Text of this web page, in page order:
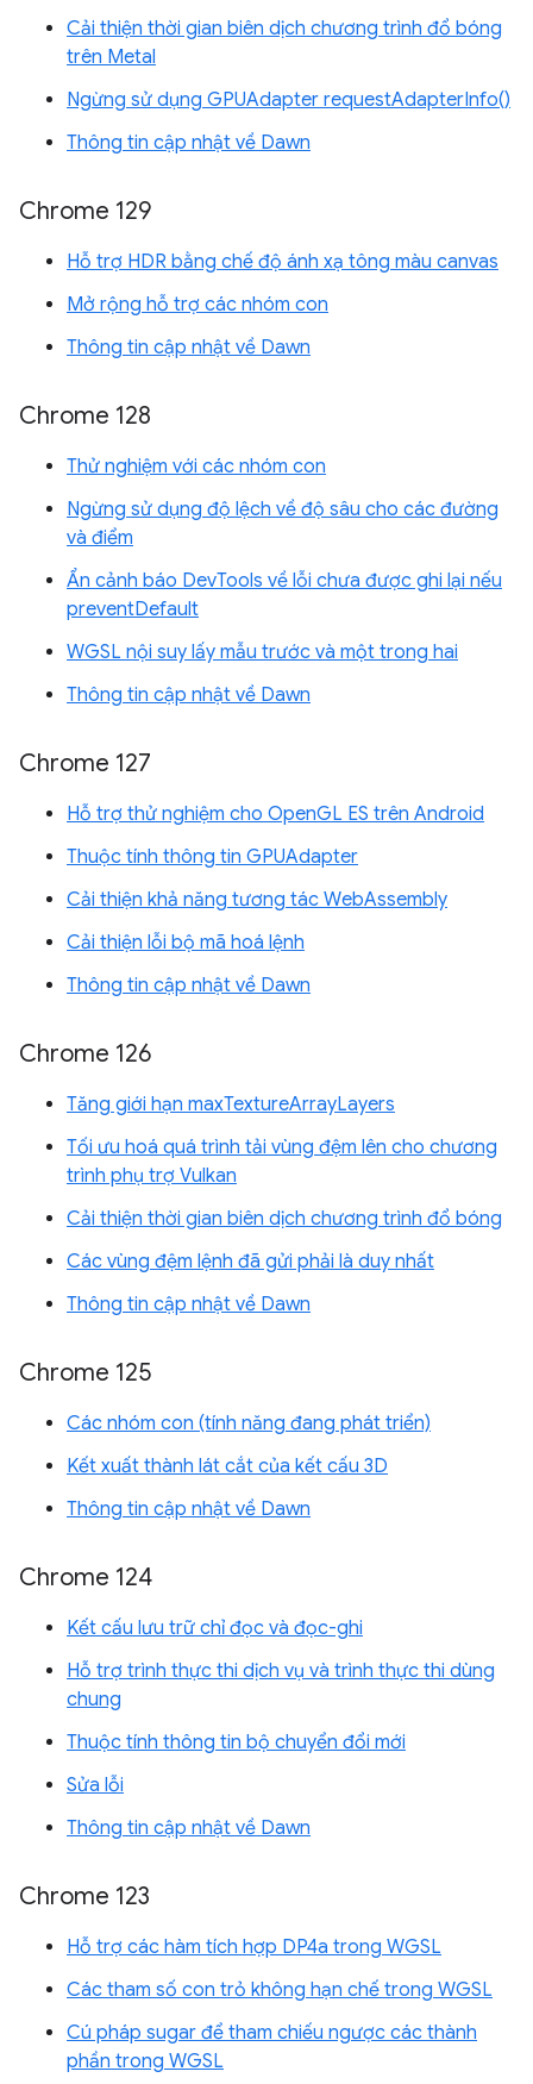
Cải thiện thời gian biên dịch chương trình đổ bóng
trên Metal
Ngừng sử dụng GPUAdapter requestAdapterInfo()
Thông tin cập nhật về Dawn
Chrome 129
Hỗ trợ HDR bằng chế độ ánh xạ tông màu canvas
Mở rộng hỗ trợ các nhóm con
Thông tin cập nhật về Dawn
Chrome 128
Thử nghiệm với các nhóm con
Ngừng sử dụng độ lệch về độ sâu cho các đường
và điểm
Ẩn cảnh báo DevTools về lỗi chưa được ghi lại nếu
preventDefault
WGSL nội suy lấy mẫu trước và một trong hai
Thông tin cập nhật về Dawn
Chrome 127
Hỗ trợ thử nghiệm cho OpenGL ES trên Android
Thuộc tính thông tin GPUAdapter
Cải thiện khả năng tương tác WebAssembly
Cải thiện lỗi bộ mã hoá lệnh
Thông tin cập nhật về Dawn
Chrome 126
Tăng giới hạn maxTextureArrayLayers
Tối ưu hoá quá trình tải vùng đệm lên cho chương
trình phụ trợ Vulkan
Cải thiện thời gian biên dịch chương trình đổ bóng
Các vùng đệm lệnh đã gửi phải là duy nhất
Thông tin cập nhật về Dawn
Chrome 125
Các nhóm con (tính năng đang phát triển)
Kết xuất thành lát cắt của kết cấu 3D
Thông tin cập nhật về Dawn
Chrome 124
Kết cấu lưu trữ chỉ đọc và đọc-ghi
Hỗ trợ trình thực thi dịch vụ và trình thực thi dùng
chung
Thuộc tính thông tin bộ chuyển đổi mới
Sửa lỗi
Thông tin cập nhật về Dawn
Chrome 123
Hỗ trợ các hàm tích hợp DP4a trong WGSL
Các tham số con trỏ không hạn chế trong WGSL
Cú pháp sugar để tham chiếu ngược các thành
phần trong WGSL